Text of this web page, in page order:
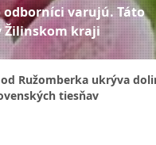
odborníci varujú. Táto
Žilinskom kraji
Ružomberka ukrýva
tiesňav